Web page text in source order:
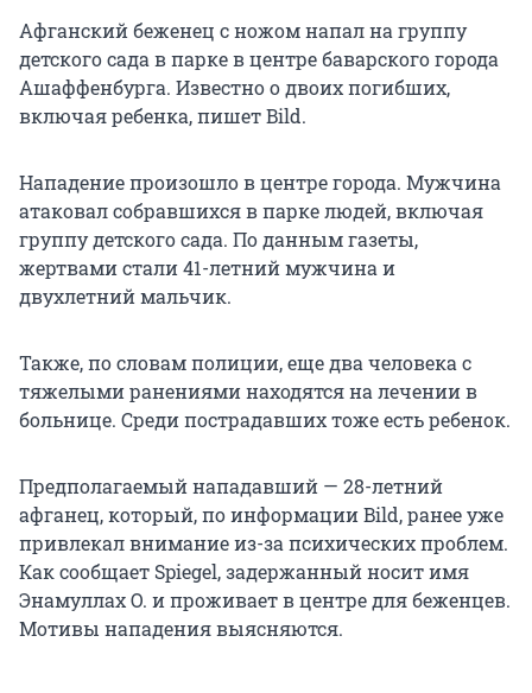
Афганский беженец с ножом напал на группу
детского сада в парке в центре баварского города
Ашаффенбурга. Известно о двоих погибших,
включая ребенка, пишет Bild.
Нападение произошло в центре города. Мужчина
атаковал собравшихся в парке людей, включая
группу детского сада. По данным газеты,
жертвами стали 41-летний мужчина и
двухлетний мальчик.
Также, по словам полиции, еще два человека с
тяжелыми ранениями находятся на лечении в
больнице. Среди пострадавших тоже есть ребенок.
Предполагаемый нападавший — 28-летний
афганец, который, по информации Bild, ранее уже
привлекал внимание из-за психических проблем.
Как сообщает Spiegel, задержанный носит имя
Энамуллах О. и проживает в центре для беженцев.
Мотивы нападения выясняются.